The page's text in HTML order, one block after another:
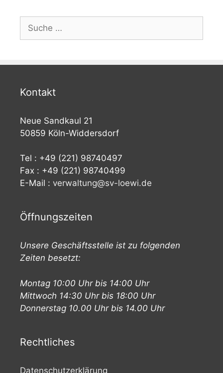
nach:
Kontakt
Neue Sandkaul 21
50859 Köln-Widdersdorf
Tel : +49 (221) 98740497
Fax : +49 (221) 98740499
E-Mail : verwaltung@sv-loewi.de
Öffnungszeiten
Unsere Geschäftsstelle ist zu folgenden
Zeiten besetzt:
Montag 10:00 Uhr bis 14:00 Uhr
Mittwoch 14:30 Uhr bis 18:00 Uhr
Donnerstag 10.00 Uhr bis 14.00 Uhr
Rechtliches
Datenschutzerklärung